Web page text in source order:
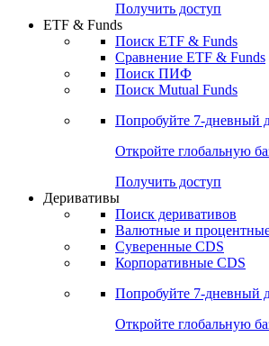
Получить доступ
ETF & Funds
Поиск ETF & Funds
Сравнение ETF & Funds
Поиск ПИФ
Поиск Mutual Funds
Попробуйте 7-дневный
Откройте глобальную
Получить доступ
Деривативы
Поиск деривативов
Валютные и
Суверенные CDS
Корпоративные CDS
Попробуйте 7-дневный
Откройте глобальную